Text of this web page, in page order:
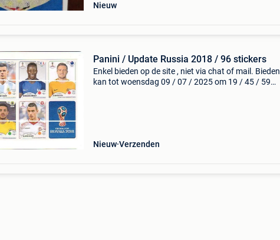
Nieuw
Panini / Update Russia 2018 / 96 stickers
Enkel bieden op de site , niet via chat of mail. Bieden
kan tot woensdag 09 / 07 / 2025 om 19 / 45 / 59
Nieuw Verzenden